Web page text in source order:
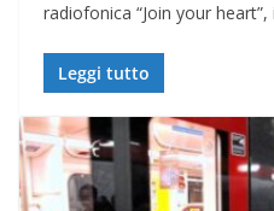
radiofonica “Join your heart”,
Leggi tutto